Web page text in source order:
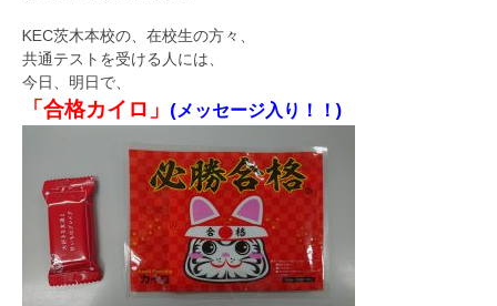
KEC茨木本校の、在校生の方々、
共通テストを受ける人には、
今日、明日で、
「合格カイロ」 (メッセージ入り！！)